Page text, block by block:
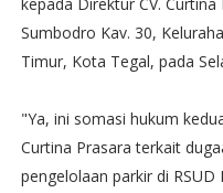
Sumbodro Kav. 30,
Timur, Kota Tegal, pada
"Ya, ini somasi hukum
Curtina Prasara terkait
pengelolaan parkir di